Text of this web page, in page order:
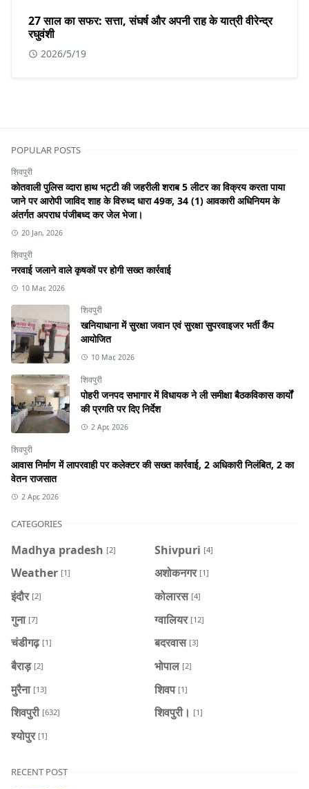
27 साल का सफर: सत्ता, संघर्ष और अपनी राह के यात्री वीरेन्द्र
रघुवंशी
2026/5/19
POPULAR POSTS
शिवपुरी
कोतवाली पुलिस व्दारा हाथ भट्टी की जहरीली शराब 5 लीटर का विक्रय करता पाया
जाने पर आरोपी जाविद शाह के विरुध्द धारा 49क, 34 (1) आवकारी अधिनियम के
अंतर्गत अपराध पंजीबध्द कर जेल भेजा।
20 Jan, 2026
शिवपुरी
नरवाई जलाने वाले कृषकों पर होगी सख्त कार्रवाई
10 Mar, 2026
शिवपुरी
खनियाधाना में सुरक्षा जवान एवं सुरक्षा सुपरवाइजर भर्ती कैंप
आयोजित
10 Mar, 2026
शिवपुरी
पोहरी जनपद सभागार में विधायक ने ली समीक्षा बैठकविकास कार्यों
की प्रगति पर दिए निर्देश
2 Apr, 2026
शिवपुरी
आवास निर्माण में लापरवाही पर कलेक्टर की सख्त कार्रवाई, 2 अधिकारी निलंबित, 2 का
वेतन राजसात
2 Apr, 2026
CATEGORIES
Madhya pradesh [2] Shivpuri [4]
Weather [1] अशोकनगर [1]
इंदौर [2] कोलारस [4]
गुना [7] ग्वालियर [12]
चंडीगढ़ [1] बदरवास [3]
बैराड़ [2] भोपाल [2]
मुरैना [13] शिवप [1]
शिवपुरी [632] शिवपुरी। [1]
श्योपुर [1]
RECENT POST